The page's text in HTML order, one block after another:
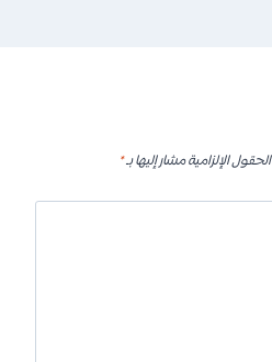
الحقول الإلزامية مشار إليها بـ*